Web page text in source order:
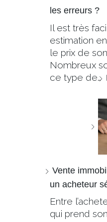
les erreurs ?
Il est très
estimation
le prix de
Nombreux
ce type de…
Vente
un acheteur
Entre
qui prend